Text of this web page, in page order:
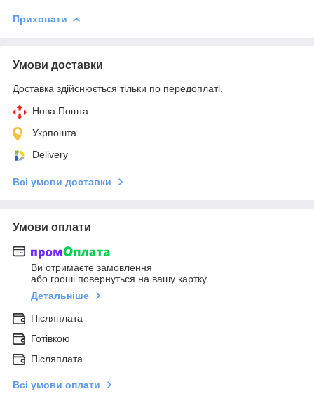
Приховати
Умови доставки
Доставка здійснюється тільки по передоплаті.
Нова Пошта
Укрпошта
Delivery
Всі умови доставки
Умови оплати
Ви отримаєте замовлення
або гроші повернуться на вашу картку
Детальніше
Післяплата
Готівкою
Післяплата
Всі умови оплати